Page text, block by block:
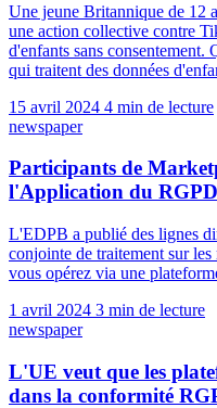
Une jeune Britannique de 12
une action collective contre
d'enfants sans consentement.
qui traitent des données
15 avril 2024 4 min de lecture
newspaper
Participants de
l'Application du RGPD
L'EDPB a publié des lignes
conjointe de traitement sur
vous opérez via une
1 avril 2024 3 min de lecture
newspaper
L'UE veut que les
dans la conformité